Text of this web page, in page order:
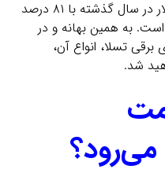
درآمد این شرکت از ۱۰.۳۹میلیارد دلار در سال گذشته با ۸۱ درصد
رسیده است. به همین بهانه و در
برقی تسلا، انواع آن،
شد.